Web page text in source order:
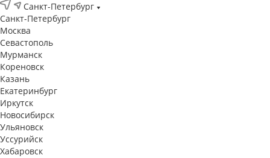
Санкт-Петербург
Санкт-Петербург
Москва
Севастополь
Мурманск
Кореновск
Казань
Екатеринбург
Иркутск
Новосибирск
Ульяновск
Уссурийск
Хабаровск